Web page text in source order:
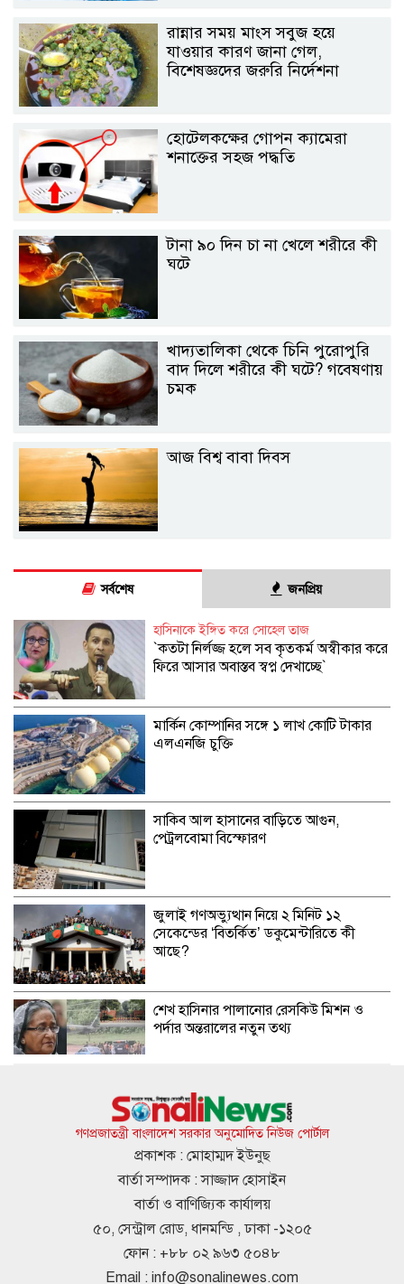
রান্নার সময় মাংস সবুজ হয়ে
যাওয়ার কারণ জানা গেল,
বিশেষজ্ঞদের জরুরি নির্দেশনা
হোটেলকক্ষের গোপন ক্যামেরা
শনাক্তের সহজ পদ্ধতি
টানা ৯০ দিন চা না খেলে শরীরে কী
ঘটে
খাদ্যতালিকা থেকে চিনি পুরোপুরি
বাদ দিলে শরীরে কী ঘটে? গবেষণায়
চমক
আজ বিশ্ব বাবা দিবস
সর্বশেষ জনপ্রিয়
হাসিনাকে ইঙ্গিত করে সোহেল তাজ
‍‍`কতটা নির্লজ্জ হলে সব কৃতকর্ম অস্বীকার করে
ফিরে আসার অবাস্তব স্বপ্ন দেখাচ্ছে‍‍`
মার্কিন কোম্পানির সঙ্গে ১ লাখ কোটি টাকার
এলএনজি চুক্তি
সাকিব আল হাসানের বাড়িতে আগুন,
পেট্রলবোমা বিস্ফোরণ
জুলাই গণঅভ্যুত্থান নিয়ে ২ মিনিট ১২
সেকেন্ডের ‘বিতর্কিত’ ডকুমেন্টারিতে কী
আছে?
শেখ হাসিনার পালানোর রেসকিউ মিশন ও
পর্দার অন্তরালের নতুন তথ্য
সংসদ ভবন ঘেরাওয়ের হুঁশিয়ারি জেডিপির
হাসিনার ১৬ বছরে সাড়ে ৪ হাজারের বেশি
মানুষ হত্যা হয়েছে: আইনমন্ত্রী
গণপ্রজাতন্ত্রী বাংলাদেশ সরকার অনুমোদিত নিউজ পোর্টাল
প্রকাশক : মোহাম্মদ ইউনুছ
বার্তা সম্পাদক : সাজ্জাদ হোসাইন
বার্তা ও বাণিজ্যিক কার্যালয়
৫০, সেন্ট্রাল রোড, ধানমন্ডি , ঢাকা -১২০৫
ফোন : +৮৮ ০২ ৯৬৩ ৫০৪৮
Email : info@sonalinewes.com